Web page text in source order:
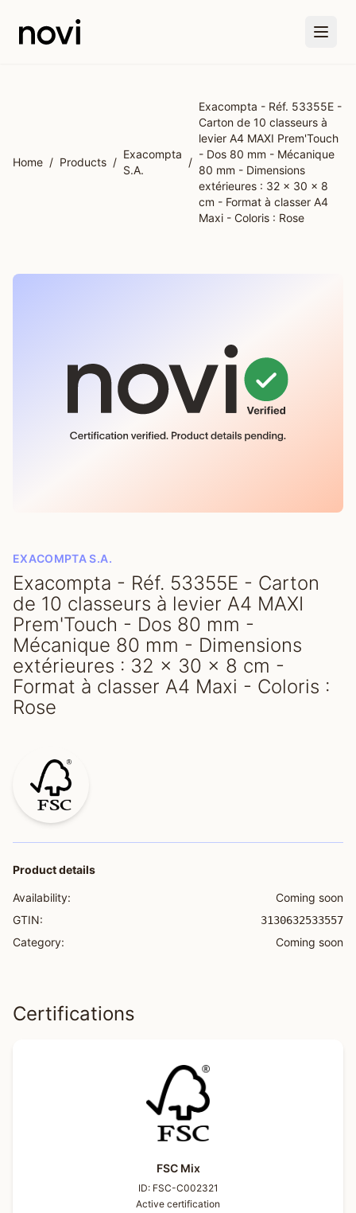
Home / Products /
Exacompta
S.A.
/
Exacompta - Réf. 53355E -
Carton de 10 classeurs à
levier A4 MAXI Prem'Touch
- Dos 80 mm - Mécanique
80 mm - Dimensions
extérieures : 32 x 30 x 8
cm - Format à classer A4
Maxi - Coloris : Rose
EXACOMPTA S.A.
Exacompta - Réf. 53355E - Carton
de 10 classeurs à levier A4 MAXI
Prem'Touch - Dos 80 mm -
Mécanique 80 mm - Dimensions
extérieures : 32 x 30 x 8 cm -
Format à classer A4 Maxi - Coloris :
Rose
Product details
Availability:
Coming soon
GTIN:
3130632533557
Category: Coming soon
Certifications
FSC Mix
ID: FSC-C002321
Active certification